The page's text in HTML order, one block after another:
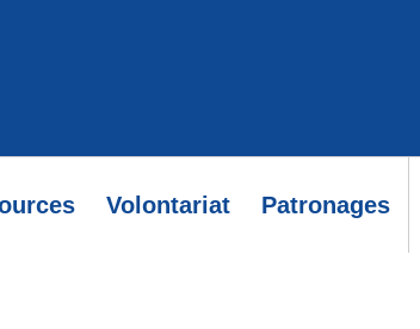
Volontariat Patronages